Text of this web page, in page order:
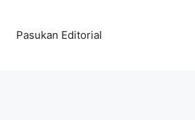
Pasukan Editorial